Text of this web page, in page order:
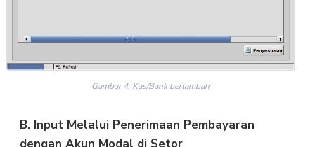
Gambar 4. Kas/Bank bertambah
B. Input Melalui Penerimaan Pembayaran